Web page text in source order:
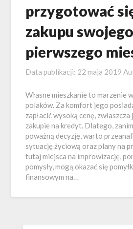
przygotować
zakupu swojego
pierwszego
Data publikacji: 22 maja 2019
Własne mieszkanie to marzenie
polaków. Za komfort jego
zapłacić wysoką cenę,
zakupie na kredyt. Dlatego,
poważną decyzję, warto
sytuację życiową oraz plany na
tutaj miejsca na improwizację,
pomysły, mogą okazać się
finansowym na…